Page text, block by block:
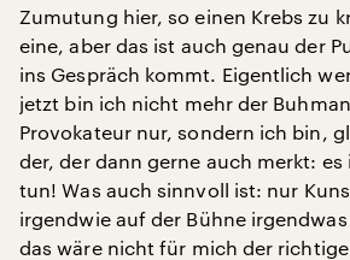
Zumutung hier, so einen Krebs zu
eine, aber das ist auch genau der
ins Gespräch kommt. Eigentlich
jetzt bin ich nicht mehr der
Provokateur nur, sondern ich bin,
der, der dann gerne auch merkt: es
tun! Was auch sinnvoll ist: nur
irgendwie auf der Bühne
das wäre nicht für mich der richtige